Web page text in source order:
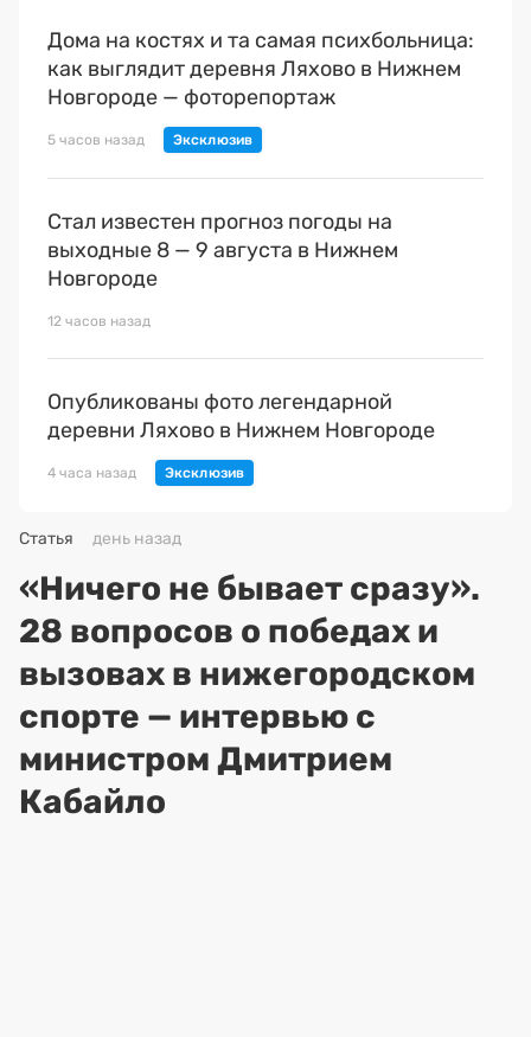
Дома на костях и та самая психбольница:
как выглядит деревня Ляхово в Нижнем
Новгороде — фоторепортаж
5 часов назад
Стал известен прогноз погоды на
выходные 8 — 9 августа в Нижнем
Новгороде
12 часов назад
Опубликованы фото легендарной
деревни Ляхово в Нижнем Новгороде
4 часа назад
Статья день назад
«Ничего не бывает сразу».
28 вопросов о победах и
вызовах в нижегородском
спорте — интервью с
министром Дмитрием
Кабайло